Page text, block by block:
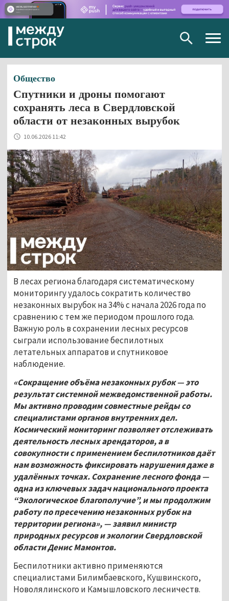
Общество
Спутники и дроны помогают
сохранять леса в Свердловской
области от незаконных вырубок
10.06.2026 11:42
В лесах региона благодаря систематическому
мониторингу удалось сократить количество
незаконных вырубок на 34% с начала 2026 года по
сравнению с тем же периодом прошлого года.
Важную роль в сохранении лесных ресурсов
сыграли использование беспилотных
летательных аппаратов и спутниковое
наблюдение.
«Сокращение объёма незаконных рубок — это
результат системной межведомственной работы.
Мы активно проводим совместные рейды со
специалистами органов внутренних дел.
Космический мониторинг позволяет отслеживать
деятельность лесных арендаторов, а в
совокупности с применением беспилотников даёт
нам возможность фиксировать нарушения даже в
удалённых точках. Сохранение лесного фонда —
одна из ключевых задач национального проекта
“Экологическое благополучие”, и мы продолжим
работу по пресечению незаконных рубок на
территории региона», — заявил министр
природных ресурсов и экологии Свердловской
области Денис Мамонтов.
Беспилотники активно применяются
специалистами Билимбаевского, Кушвинского,
Новолялинского и Камышловского лесничеств.